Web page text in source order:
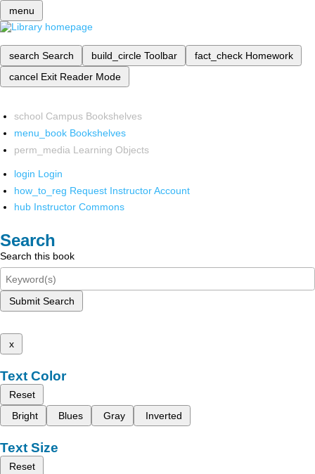
menu
search Search build_circle Toolbar fact_check Homework
cancel Exit Reader Mode
school Campus Bookshelves
menu_book Bookshelves
perm_media Learning Objects
login Login
how_to_reg Request Instructor Account
hub Instructor Commons
Search
Search this book
Submit Search
x
Text Color
Reset
Bright
Blues Gray Inverted
Text Size
Reset